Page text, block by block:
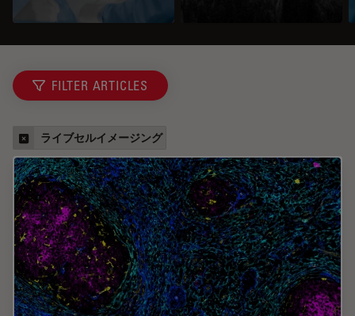
FILTER ARTICLES
ライブセルイメージング